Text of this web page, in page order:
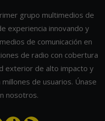
grupo multimedios de
experiencia innovando y
de comunicación en
de radio con cobertura
exterior de alto impacto y
de usuarios. Únase
nosotros.